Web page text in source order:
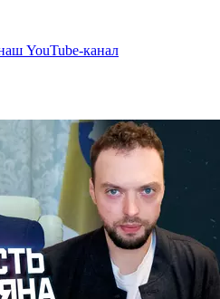
YouTube-канал